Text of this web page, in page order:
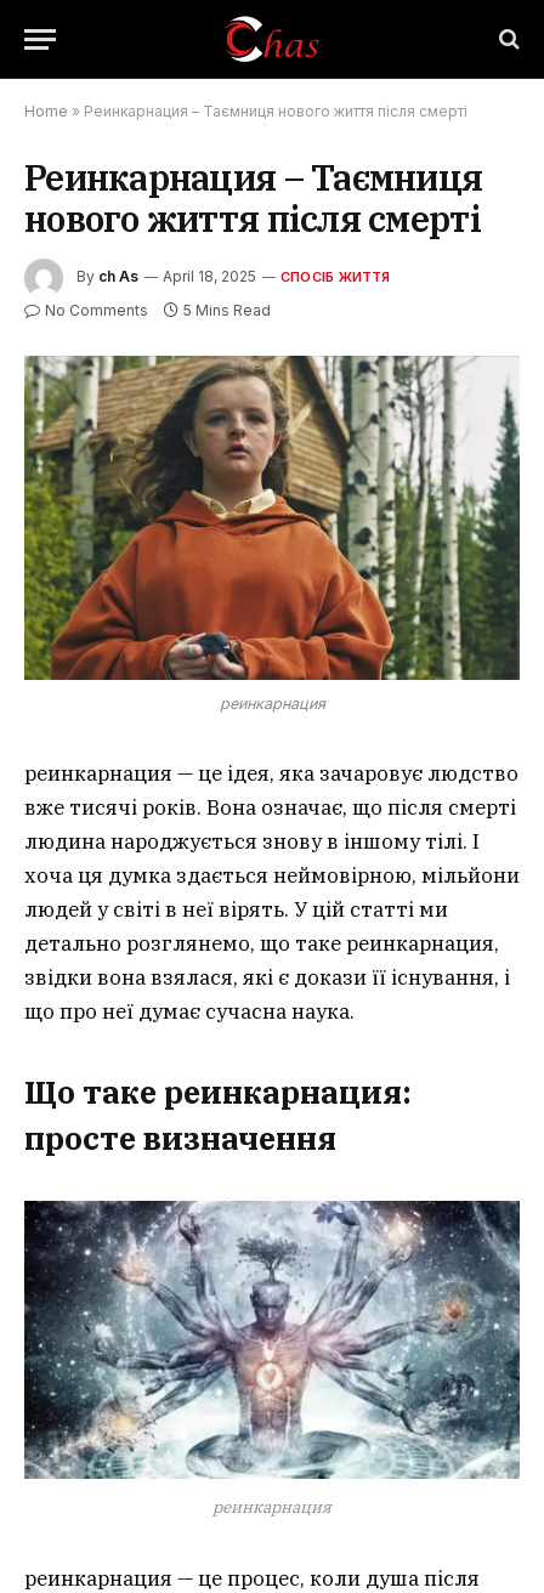
Home » Реинкарнация – Таємниця нового життя після смерті
Реинкарнация – Таємниця
нового життя після смерті
By ch As April 18, 2025 СПОСІБ ЖИТТЯ
No Comments 5 Mins Read
реинкарнация
реинкарнация — це ідея, яка зачаровує людство
вже тисячі років. Вона означає, що після смерті
людина народжується знову в іншому тілі. І
хоча ця думка здається неймовірною, мільйони
людей у світі в неї вірять. У цій статті ми
детально розглянемо, що таке реинкарнация,
звідки вона взялася, які є докази її існування, і
що про неї думає сучасна наука.
Що таке реинкарнация:
просте визначення
реинкарнация
реинкарнация — це процес, коли душа після